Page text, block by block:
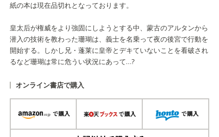
紙の本は現在品切れとなっております。
皇太后が権威をより強固にしようとする中、蒙古のアルタンから
潜入の技術を教わった珊瑚は、義士を名乗って夜の後宮で行動を
開始する。しかし兄・蓬莱に皇帝とデキていないことを看破され
るなど珊瑚は常に危うい状況にあって…?
オンライン書店で購入